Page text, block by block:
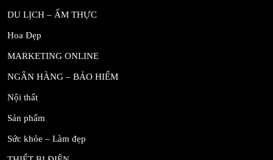
DU LỊCH – ẨM THỰC
Hoa Đẹp
MARKETING ONLINE
NGÂN HÀNG – BẢO HIỂM
Nội thất
Sản phẩm
Sức khỏe – Làm đẹp